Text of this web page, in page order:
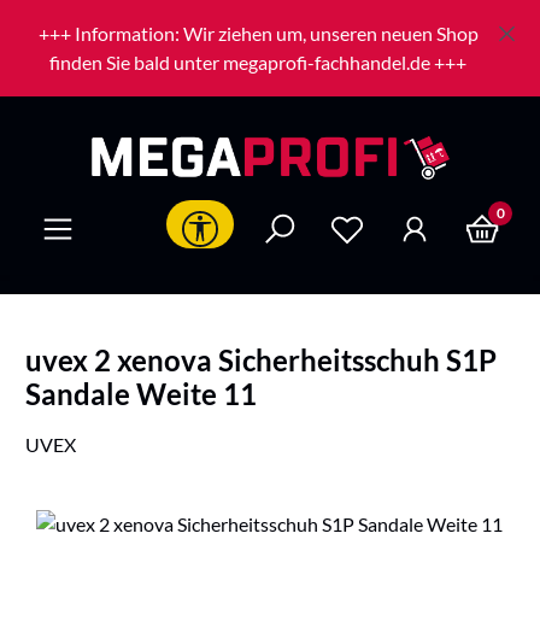
Zum Hauptinhalt springen
+++ Information: Wir ziehen um, unseren neuen Shop
finden Sie bald unter megaprofi-fachhandel.de +++
Werkzeugleiste anzeigen 0
uvex 2 xenova Sicherheitsschuh S1P
Sandale Weite 11
UVEX
Bildergalerie überspringen